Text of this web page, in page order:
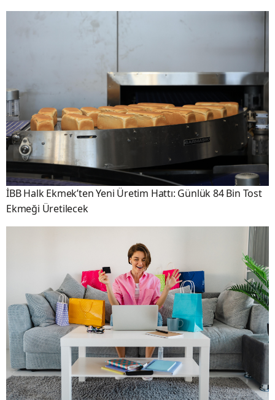
İBB Halk Ekmek’ten Yeni Üretim Hattı: Günlük 84 Bin Tost
Ekmeği Üretilecek